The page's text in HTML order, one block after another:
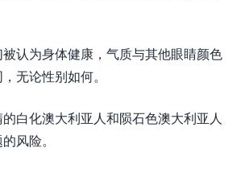
认为身体健康，气质与其他眼睛颜色
无论性别如何。
白化澳大利亚人和陨石色澳大利亚人
风险。